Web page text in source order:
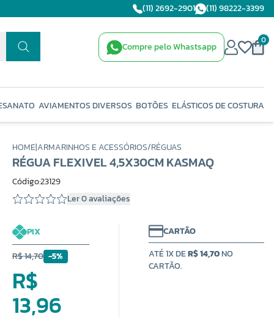
(11) 2692-2901 (11) 98222-3399
Compre pelo Whastsapp
0
AVIAMENTOS DIVERSOS BOTÕES ELÁSTICOS DE COSTURA
HOME|ARMARINHOS E ACESSÓRIOS/RÉGUAS
RÉGUA FLEXIVEL 4,5X30CM KASMAQ
Código:23129
Ler 0 avaliações
PIX
R$ 14,70 -5%
R$
13,96
CARTÃO
ATÉ 1X DER$ 14,70NO
CARTÃO.